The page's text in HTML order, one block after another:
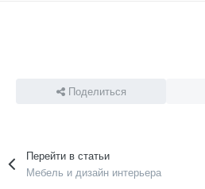
Поделиться
Перейти в статьи
Мебель и дизайн интерьера